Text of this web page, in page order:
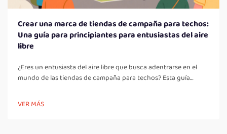
Crear una marca de tiendas de campaña para techos:
Una guía para principiantes para entusiastas del aire
libre
¿Eres un entusiasta del aire libre que busca adentrarse en el
mundo de las tiendas de campaña para techos? Esta guía
comenzar tu propia marca de tiendas de campaña para techos.
Desde comprender la dinámica del mercado hasta diseñar
VER MÁS